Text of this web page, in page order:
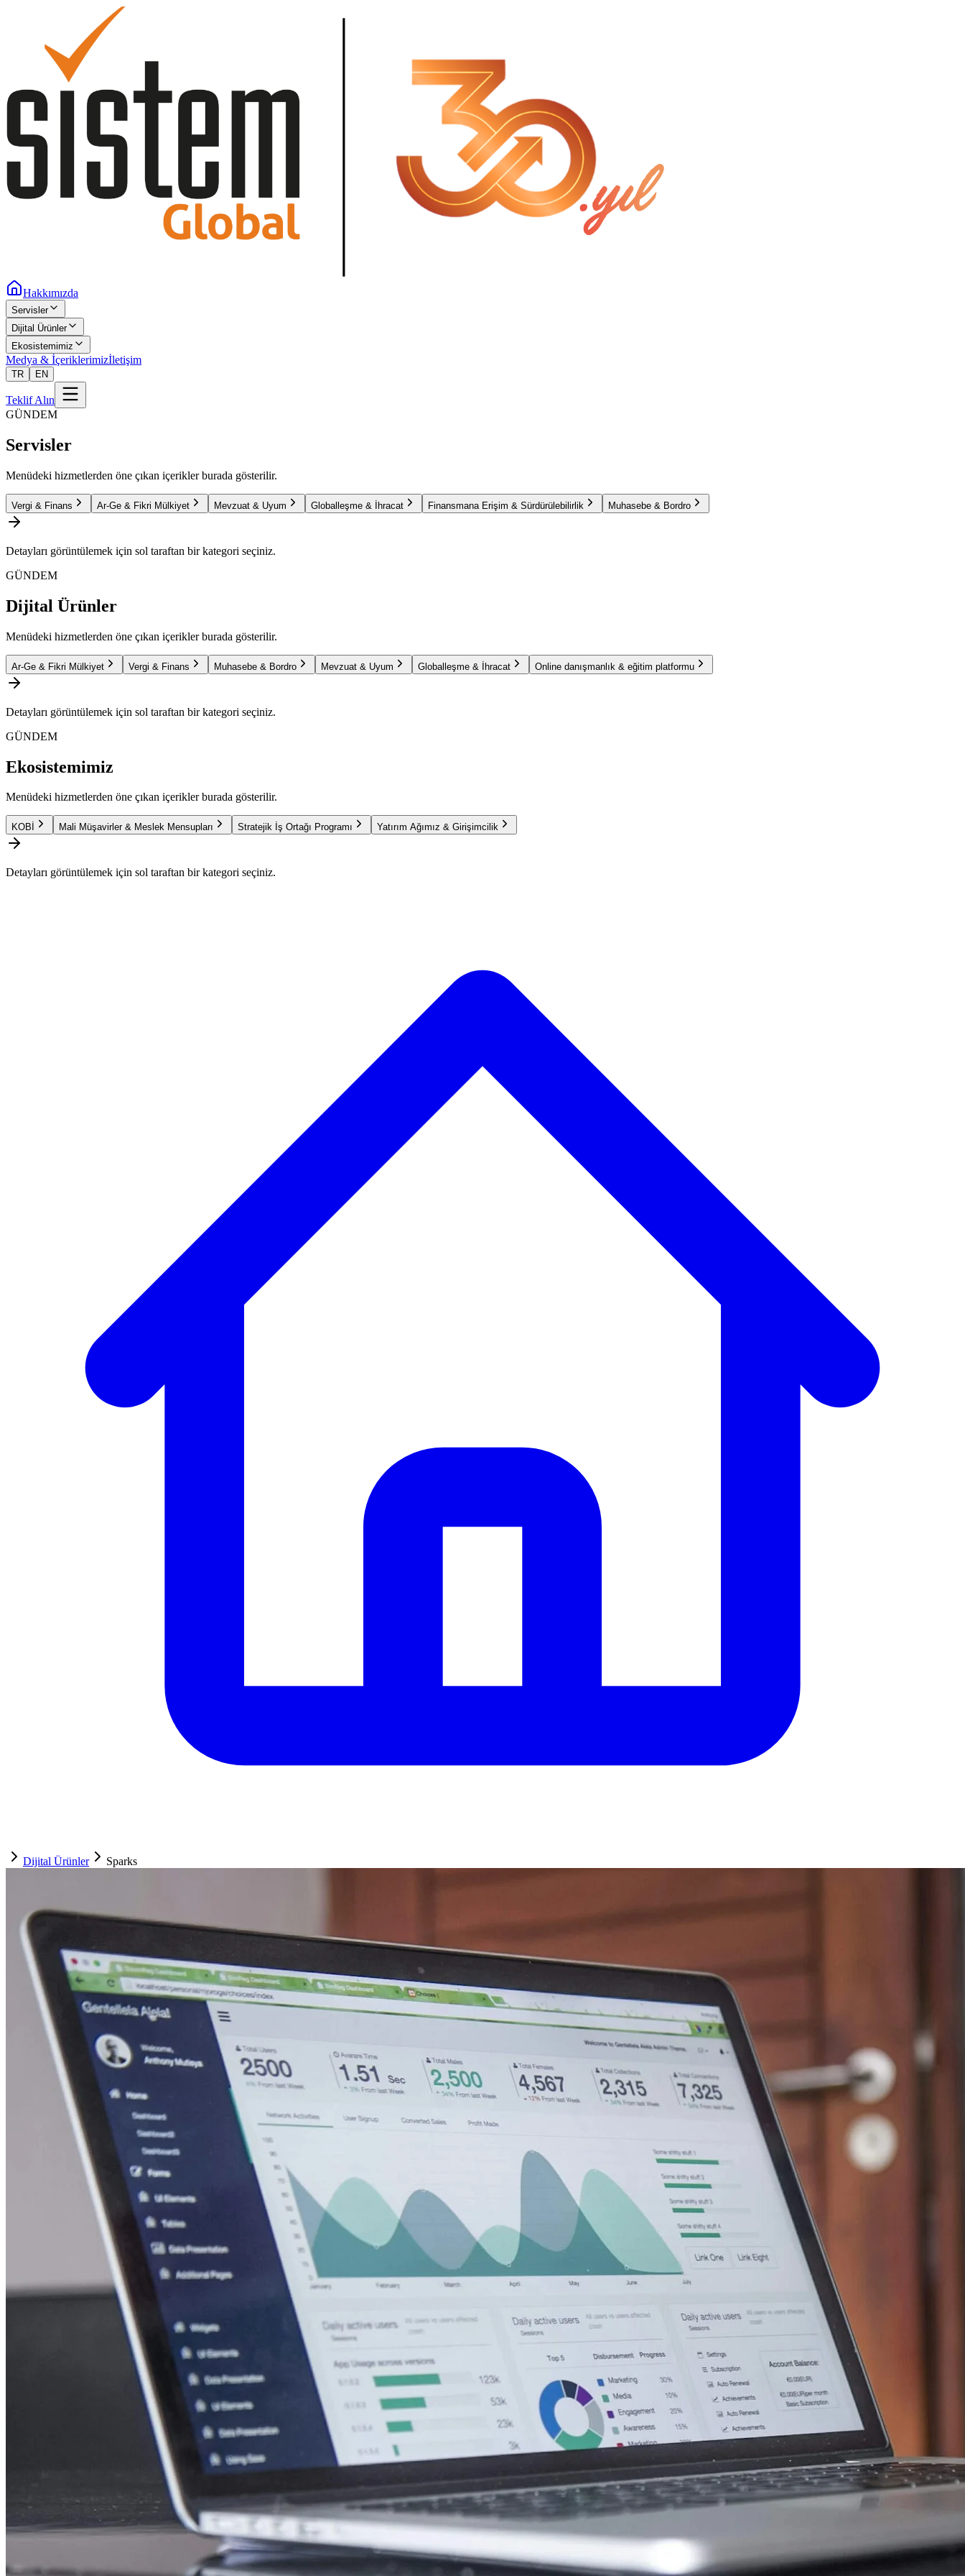
Hakkımızda
Servisler
Dijital Ürünler
Ekosistemimiz
Medya & İçeriklerimizİletişim
TR EN
Teklif Alın
GÜNDEM
Servisler
Menüdeki hizmetlerden öne çıkan içerikler burada gösterilir.
Vergi & Finans Ar-Ge & Fikri Mülkiyet Mevzuat & Uyum Globalleşme & İhracat Finansmana Erişim & Sürdürülebilirlik Muhasebe & Bordro
Detayları görüntülemek için sol taraftan bir kategori seçiniz.
GÜNDEM
Dijital Ürünler
Menüdeki hizmetlerden öne çıkan içerikler burada gösterilir.
Ar-Ge & Fikri Mülkiyet Vergi & Finans Muhasebe & Bordro Mevzuat & Uyum Globalleşme & İhracat Online danışmanlık & eğitim platformu
Detayları görüntülemek için sol taraftan bir kategori seçiniz.
GÜNDEM
Ekosistemimiz
Menüdeki hizmetlerden öne çıkan içerikler burada gösterilir.
KOBİ Mali Müşavirler & Meslek Mensupları Stratejik İş Ortağı Programı Yatırım Ağımız & Girişimcilik
Detayları görüntülemek için sol taraftan bir kategori seçiniz.
Dijital Ürünler Sparks